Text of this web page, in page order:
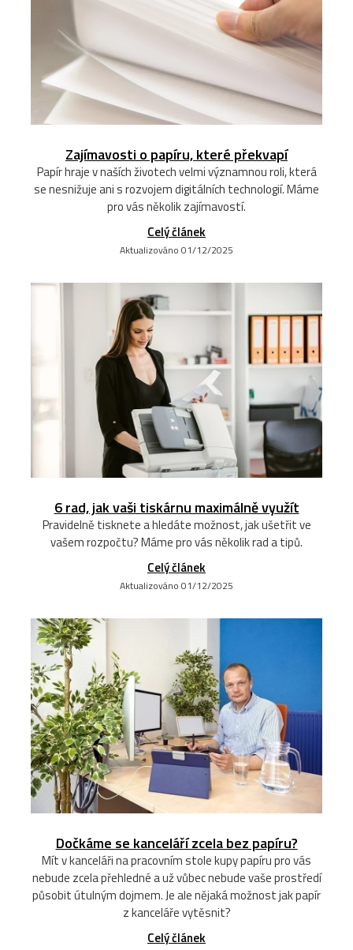
Zajímavosti o papíru, které překvapí
Papír hraje v naších životech velmi významnou roli, která
se nesnižuje ani s rozvojem digitálních technologií. Máme
pro vás několik zajímavostí.
Celý článek
Aktualizováno 01/12/2025
6 rad, jak vaši tiskárnu maximálně využít
Pravidelně tisknete a hledáte možnost, jak ušetřit ve
vašem rozpočtu? Máme pro vás několik rad a tipů.
Celý článek
Aktualizováno 01/12/2025
Dočkáme se kanceláří zcela bez papíru?
Mít v kanceláři na pracovním stole kupy papíru pro vás
nebude zcela přehledné a už vůbec nebude vaše prostředí
působit útulným dojmem. Je ale nějaká možnost jak papír
z kanceláře vytěsnit?
Celý článek